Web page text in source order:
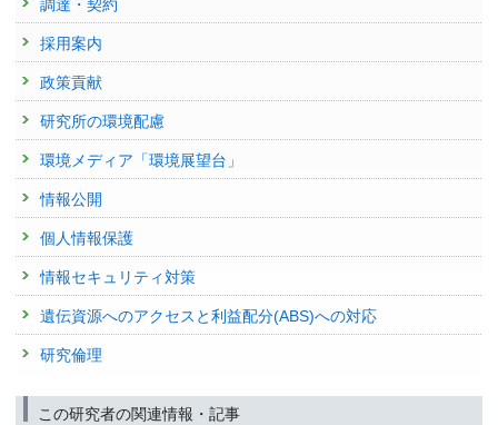
研究発表
Cost Analysis for the Implementation of LUCF Mitigation
toward NDC Target in Indonesia
発表者 :Rossita A.(ROSSITA Annuri)
学会等名称 :29th AIM International Workshop (2023)
予稿集名 :-
調達・契約
採用案内
政策貢献
研究所の環境配慮
環境メディア「環境展望台」
情報公開
個人情報保護
情報セキュリティ対策
遺伝資源へのアクセスと利益配分(ABS)への対応
研究倫理
この研究者の関連情報・記事